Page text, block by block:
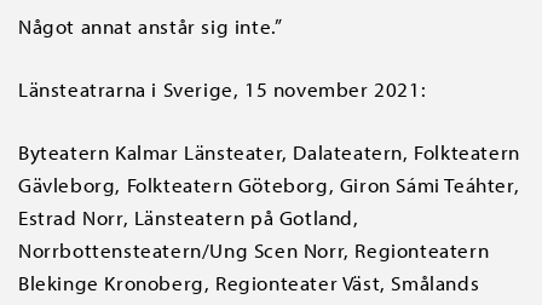
Något annat anstår sig inte.”
Länsteatrarna i Sverige, 15 november 2021:
Byteatern Kalmar Länsteater, Dalateatern, Folkteatern
Gävleborg, Folkteatern Göteborg, Giron Sámi Teáhter,
Estrad Norr, Länsteatern på Gotland,
Norrbottensteatern/Ung Scen Norr, Regionteatern
Blekinge Kronoberg, Regionteater Väst, Smålands